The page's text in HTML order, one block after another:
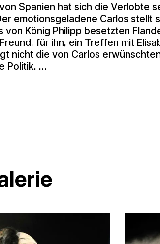
Spanien hat sich die Verlobte
emotionsgeladene Carlos stellt
von König Philipp besetzten
für ihn, ein Treffen mit
nicht die von Carlos
Politik. …